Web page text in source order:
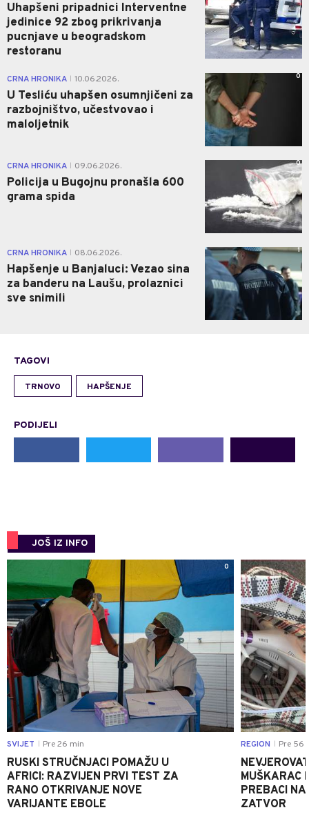
Uhapšeni pripadnici Interventne
jedinice 92 zbog prikrivanja
pucnjave u beogradskom
restoranu
CRNA HRONIKA 10.06.2026.
U Tesliću uhapšen osumnjičeni za
razbojništvo, učestvovao i
maloljetnik
0
CRNA HRONIKA 09.06.2026.
Policija u Bugojnu pronašla 600
grama spida
0
CRNA HRONIKA 08.06.2026.
Hapšenje u Banjaluci: Vezao sina
za banderu na Laušu, prolaznici
sve snimili
1
TAGOVI
TRNOVO HAPŠENJE
PODIJELI
JOŠ IZ INFO
0
SVIJET Pre 26 min
RUSKI STRUČNJACI POMAŽU U
AFRICI: RAZVIJEN PRVI TEST ZA
RANO OTKRIVANJE NOVE
VARIJANTE EBOLE
REGION Pre 56
MUŠKARAC
PREBACI
ZATVOR